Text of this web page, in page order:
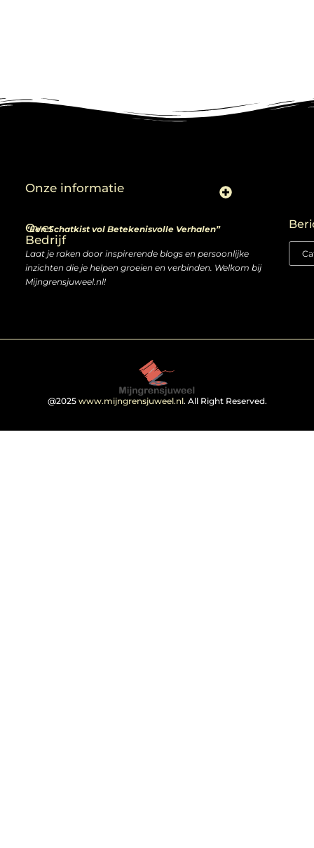
Over
Bedrijf
“Een Schatkist vol Betekenisvolle Verhalen”
Laat je raken door inspirerende blogs en persoonlijke
inzichten die je helpen groeien en verbinden. Welkom bij
Mijngrensjuweel.nl!
Onze informatie
@2025 www.mijngrensjuweel.nl. All Right Reserved.